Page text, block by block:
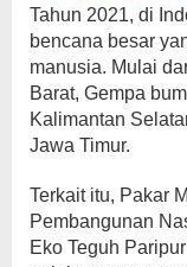
Tahun 2021, di
bencana besar
manusia. Mulai
Barat, Gempa
Kalimantan
Jawa Timur.
Terkait itu, Pakar
Pembangunan
Eko Teguh